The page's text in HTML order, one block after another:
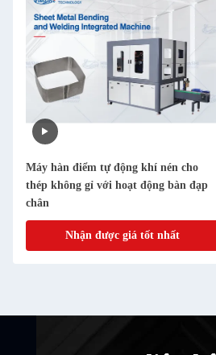
Máy hàn điểm tự động khí nén cho
thép không gỉ với hoạt động bàn đạp
chân
Nhận được giá tốt nhất